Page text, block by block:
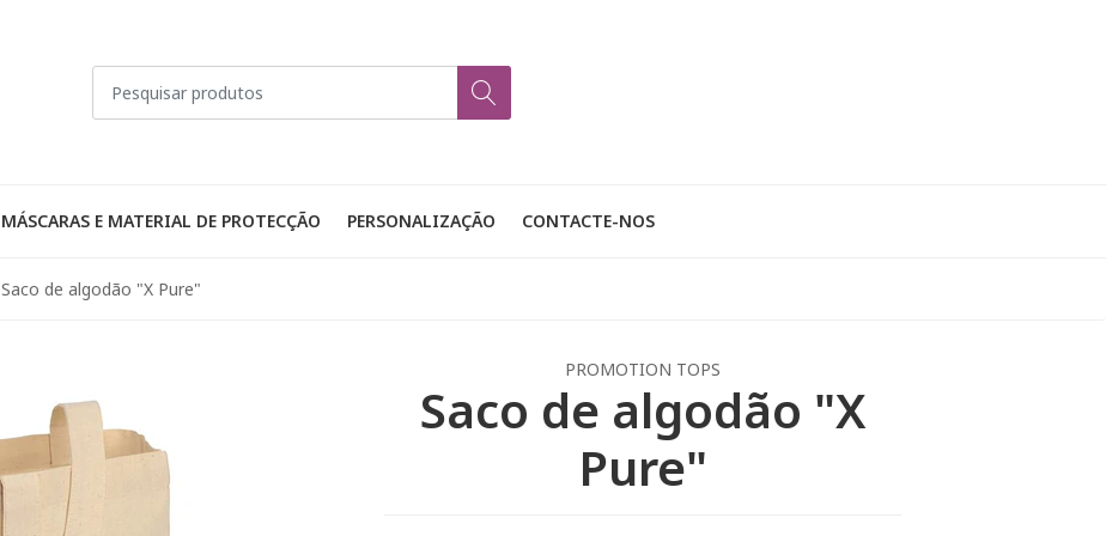
MÁSCARAS E MATERIAL DE PROTECÇÃO PERSONALIZAÇÃO CONTACTE-NOS
Saco de algodão "X Pure"
PROMOTION TOPS
Saco de algodão "X
Pure"